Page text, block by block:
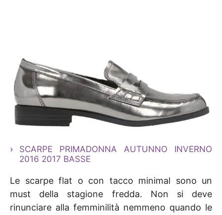
SCARPE PRIMADONNA AUTUNNO INVERNO
2016 2017 BASSE
Le scarpe flat o con tacco minimal sono un
must della stagione fredda. Non si deve
rinunciare alla femminilità nemmeno quando le